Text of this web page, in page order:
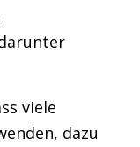
viele
dazu